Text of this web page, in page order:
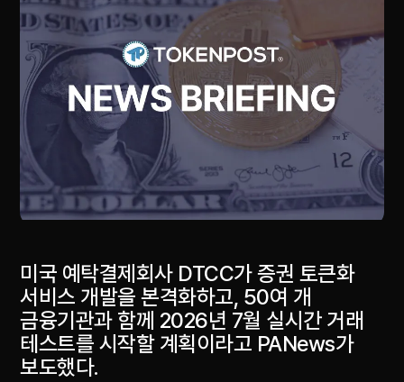
미국 예탁결제회사 DTCC가 증권 토큰화
서비스 개발을 본격화하고, 50여 개
금융기관과 함께 2026년 7월 실시간 거래
테스트를 시작할 계획이라고 PANews가
보도했다.